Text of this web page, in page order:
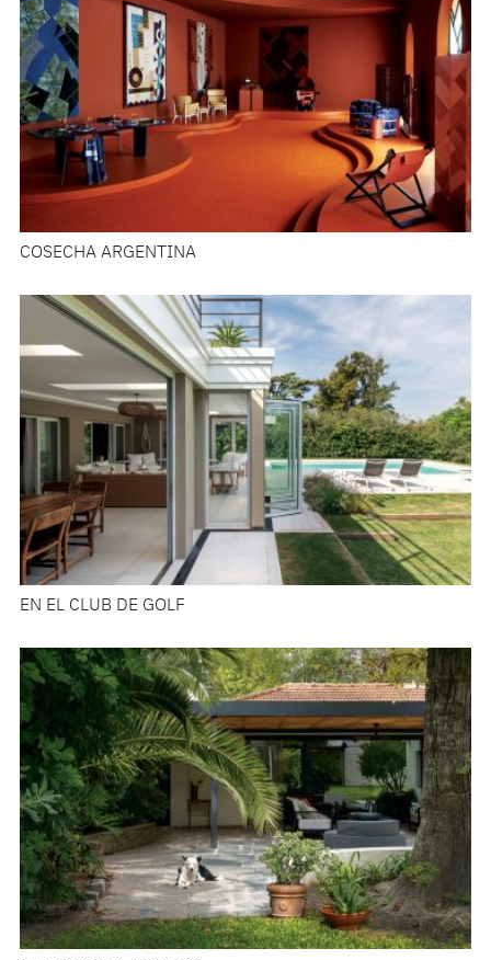
COSECHA ARGENTINA
EN EL CLUB DE GOLF